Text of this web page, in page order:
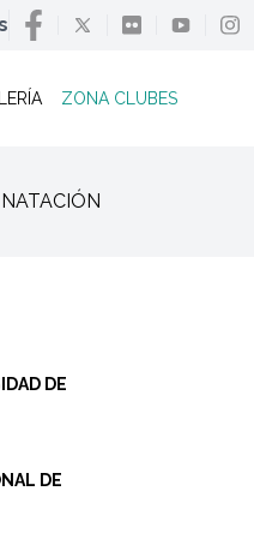
ZONA CLUBES
DE
DE